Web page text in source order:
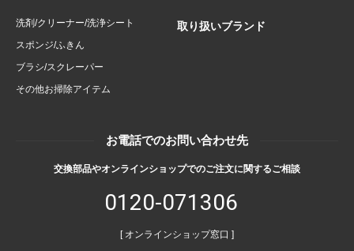
洗剤/クリーナー/洗浄シート
スポンジ/ふきん
ブラシ/スクレーパー
その他お掃除アイテム
取り扱いブランド
お電話でのお問い合わせ先
交換部品やオンラインショップでのご注文に関するご相談
0120-071306
[ オンラインショップ窓口 ]